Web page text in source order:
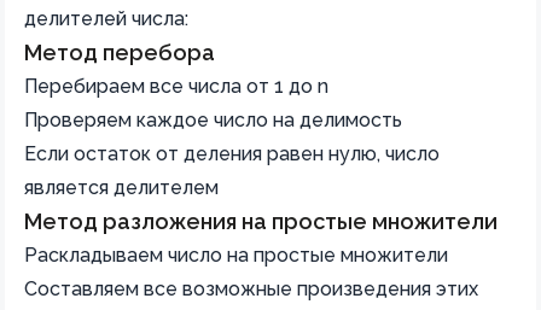
делителей числа:
Метод перебора
Перебираем все числа от 1 до n
Проверяем каждое число на делимость
Если остаток от деления равен нулю, число
является делителем
Метод разложения на простые множители
Раскладываем число на простые множители
Составляем все возможные произведения этих